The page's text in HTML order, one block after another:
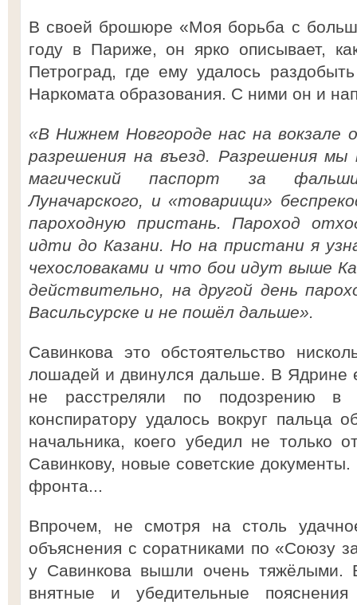
В своей брошюре «Моя борьба с
году в Париже, он ярко описывает,
Петроград, где ему удалось
Наркомата образования. С ними он и
«В Нижнем Новгороде нас на вокзале
разрешения на въезд. Разрешения
магический паспорт за
Луначарского, и «товарищи»
пароходную пристань. Пароход
идти до Казани. Но на пристани я
чехословаками и что бои идут выше
действительно, на другой день
Васильсурске и не пошёл дальше».
Савинкова это обстоятельство
лошадей и двинулся дальше. В Ядрине
не расстреляли по подозрению
конспиратору удалось вокруг пальца
начальника, коего убедил не только
Савинкову, новые советские
фронта...
Впрочем, не смотря на столь
объяснения с соратниками по «Союзу
у Савинкова вышли очень тяжёлыми.
внятные и убедительные